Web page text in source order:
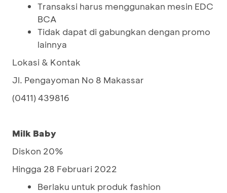
Transaksi harus menggunakan mesin EDC
BCA
Tidak dapat di gabungkan dengan promo
lainnya
Lokasi & Kontak
Jl. Pengayoman No 8 Makassar
(0411) 439816
Milk Baby
Diskon 20%
Hingga 28 Februari 2022
Berlaku untuk produk fashion